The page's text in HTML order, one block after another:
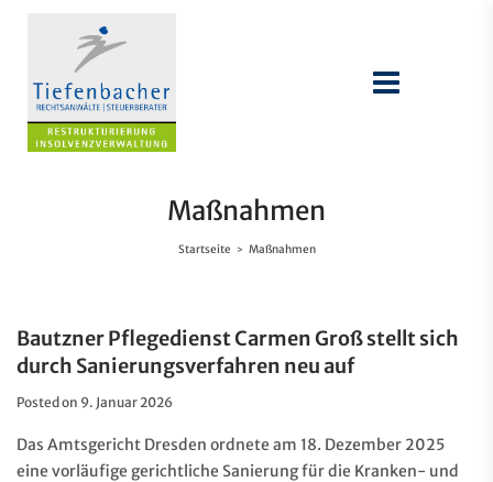
Maßnahmen
Startseite > Maßnahmen
Bautzner Pflegedienst Carmen Groß stellt sich
durch Sanierungsverfahren neu auf
Posted on 9. Januar 2026
Das Amtsgericht Dresden ordnete am 18. Dezember 2025
eine vorläufige gerichtliche Sanierung für die Kranken- und